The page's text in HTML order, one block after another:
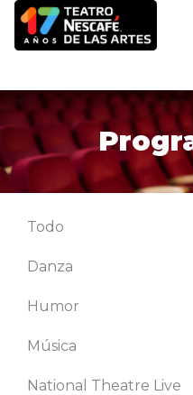
Todo
Danza
Humor
Música
National Theatre Live